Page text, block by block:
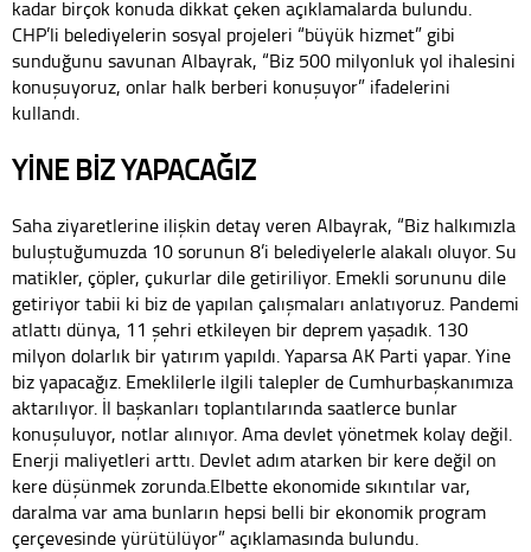
kadar birçok konuda dikkat çeken açıklamalarda bulundu.
CHP’li belediyelerin sosyal projeleri “büyük hizmet” gibi
sunduğunu savunan Albayrak, “Biz 500 milyonluk yol ihalesini
konuşuyoruz, onlar halk berberi konuşuyor” ifadelerini
kullandı.
YİNE BİZ YAPACAĞIZ
Saha ziyaretlerine ilişkin detay veren Albayrak, “Biz halkımızla
buluştuğumuzda 10 sorunun 8’i belediyelerle alakalı oluyor. Su
matikler, çöpler, çukurlar dile getiriliyor. Emekli sorununu dile
getiriyor tabii ki biz de yapılan çalışmaları anlatıyoruz. Pandemi
atlattı dünya, 11 şehri etkileyen bir deprem yaşadık. 130
milyon dolarlık bir yatırım yapıldı. Yaparsa AK Parti yapar. Yine
biz yapacağız. Emeklilerle ilgili talepler de Cumhurbaşkanımıza
aktarılıyor. İl başkanları toplantılarında saatlerce bunlar
konuşuluyor, notlar alınıyor. Ama devlet yönetmek kolay değil.
Enerji maliyetleri arttı. Devlet adım atarken bir kere değil on
kere düşünmek zorunda.Elbette ekonomide sıkıntılar var,
daralma var ama bunların hepsi belli bir ekonomik program
çerçevesinde yürütülüyor” açıklamasında bulundu.